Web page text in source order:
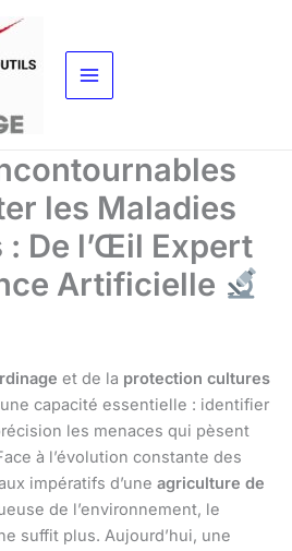
les Maladies
: De l’Œil Expert
Artificielle
et de la protection cultures
capacité essentielle : identifier
les menaces qui pèsent
à l’évolution constante des
impératifs d’une agriculture de
de l’environnement, le
suffit plus. Aujourd’hui, une